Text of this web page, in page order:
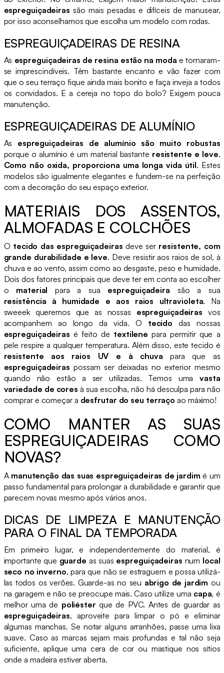
espreguiçadeiras são mais pesadas e difíceis de manusear,
por isso aconselhamos que escolha um modelo com rodas.
ESPREGUIÇADEIRAS DE RESINA
As espreguiçadeiras de resina estão na moda e tornaram-
se imprescindíveis. Têm bastante encanto e vão fazer com
que o seu terraço fique ainda mais bonito e faça inveja a todos
os convidados. E a cereja no topo do bolo? Exigem pouca
manutenção.
ESPREGUIÇADEIRAS DE ALUMÍNIO
As espreguiçadeiras de alumínio são muito robustas
porque o alumínio é um material bastante resistente e leve.
Como não oxida, proporciona uma longa vida útil. Estes
modelos são igualmente elegantes e fundem-se na perfeição
com a decoração do seu espaço exterior.
MATERIAIS DOS ASSENTOS,
ALMOFADAS E COLCHÕES
O tecido das espreguiçadeiras deve ser resistente, com
grande durabilidade e leve. Deve resistir aos raios de sol, à
chuva e ao vento, assim como ao desgaste, peso e humidade.
Dois dos fatores principais que deve ter em conta ao escolher
o material para a sua espreguiçadeira são a sua
resistência à humidade e aos raios ultravioleta. Na
sweeek queremos que as nossas espreguiçadeiras vos
acompanhem ao longo da vida. O tecido das nossas
espreguiçadeiras é feito de textilene para permitir que a
pele respire a qualquer temperatura. Além disso, este tecido é
resistente aos raios UV e à chuva para que as
espreguiçadeiras possam ser deixadas no exterior mesmo
quando não estão a ser utilizadas. Temos uma vasta
variedade de cores à sua escolha, não há desculpa para não
comprar e começar a desfrutar do seu terraço ao máximo!
COMO MANTER AS SUAS
ESPREGUIÇADEIRAS COMO
NOVAS?
A manutenção das suas espreguiçadeiras de jardim é um
passo fundamental para prolongar a durabilidade e garantir que
parecem novas mesmo após vários anos.
DICAS DE LIMPEZA E MANUTENÇÃO
PARA O FINAL DA TEMPORADA
Em primeiro lugar, e independentemente do material, é
importante que guarde as suas espreguiçadeiras num local
seco no inverno, para que não se estraguem e possa utilizá-
las todos os verões. Guarde-as no seu abrigo de jardim ou
na garagem e não se preocupe mais. Caso utilize uma capa, é
melhor uma de poliéster que de PVC. Antes de guardar as
espreguiçadeiras, aproveite para limpar o pó e eliminar
algumas manchas. Se notar alguns arranhões, passe uma lixa
suave. Caso as marcas sejam mais profundas e tal não seja
suficiente, aplique uma cera de cor ou mastique nos sítios
onde a madeira estiver aberta.